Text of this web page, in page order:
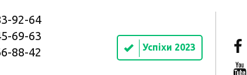
92-64
69-63
88-42
Успіхи 2023